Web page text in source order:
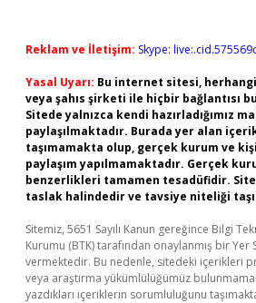
Reklam ve İletişim: Skype:
Yasal Uyarı: Bu internet sitesi,
veya şahıs şirketi ile hiçbir bağlantısı
Sitede yalnızca kendi hazırladığımız
paylaşılmaktadır. Burada yer alan
taşımamakta olup, gerçek kurum ve
paylaşım yapılmamaktadır. Gerçek
benzerlikleri tamamen tesadüfidir.
taslak halindedir ve tavsiye niteliği
Sitemiz, 5651 Sayılı Kanun gereğince Bilgi
Kurumu (BTK) tarafından onaylanmış bir Yer
vermektedir. Bu nedenle, sitedeki içerikleri
veya araştırma yükümlülüğümüz
yazdıkları içeriklerin sorumluluğunu